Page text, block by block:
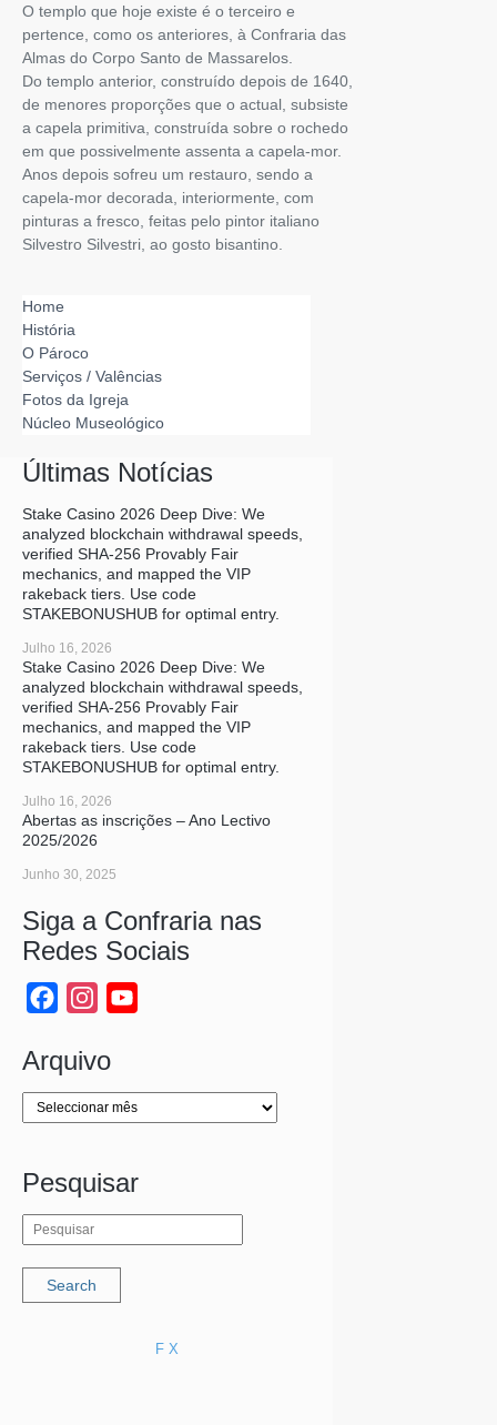
O templo que hoje existe é o terceiro e
pertence, como os anteriores, à Confraria das
Almas do Corpo Santo de Massarelos.
Do templo anterior, construído depois de 1640,
de menores proporções que o actual, subsiste
a capela primitiva, construída sobre o rochedo
em que possivelmente assenta a capela-mor.
Anos depois sofreu um restauro, sendo a
capela-mor decorada, interiormente, com
pinturas a fresco, feitas pelo pintor italiano
Silvestro Silvestri, ao gosto bisantino.
Home
História
O Pároco
Serviços / Valências
Fotos da Igreja
Núcleo Museológico
Últimas Notícias
Stake Casino 2026 Deep Dive: We
analyzed blockchain withdrawal speeds,
verified SHA-256 Provably Fair
mechanics, and mapped the VIP
rakeback tiers. Use code
STAKEBONUSHUB for optimal entry.
Julho 16, 2026
Stake Casino 2026 Deep Dive: We
analyzed blockchain withdrawal speeds,
verified SHA-256 Provably Fair
mechanics, and mapped the VIP
rakeback tiers. Use code
STAKEBONUSHUB for optimal entry.
Julho 16, 2026
Abertas as inscrições – Ano Lectivo
2025/2026
Junho 30, 2025
Siga a Confraria nas
Redes Sociais
FacebookInstagram
Arquivo
Arquivo
Pesquisar
F X